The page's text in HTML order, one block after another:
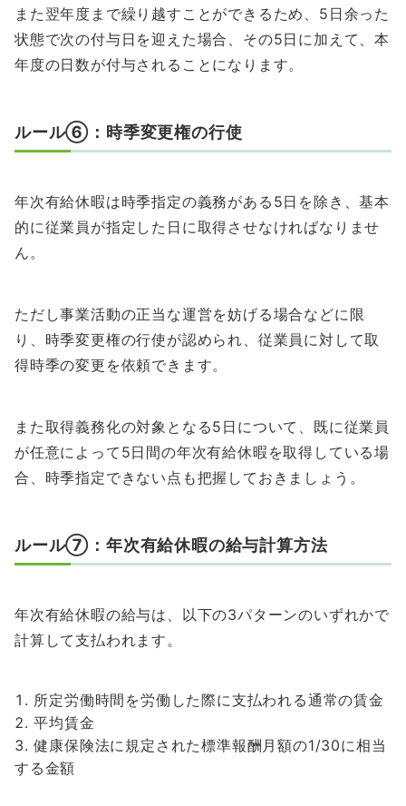
また翌年度まで繰り越すことができるため、5日余った
状態で次の付与日を迎えた場合、その5日に加えて、本
年度の日数が付与されることになります。
ルール⑥：時季変更権の行使
年次有給休暇は時季指定の義務がある5日を除き、基本
的に従業員が指定した日に取得させなければなりませ
ん。
ただし事業活動の正当な運営を妨げる場合などに限
り、時季変更権の行使が認められ、従業員に対して取
得時季の変更を依頼できます。
また取得義務化の対象となる5日について、既に従業員
が任意によって5日間の年次有給休暇を取得している場
合、時季指定できない点も把握しておきましょう。
ルール⑦：年次有給休暇の給与計算方法
年次有給休暇の給与は、以下の3パターンのいずれかで
計算して支払われます。
所定労働時間を労働した際に支払われる通常の賃金
平均賃金
健康保険法に規定された標準報酬月額の1/30に相当
する金額